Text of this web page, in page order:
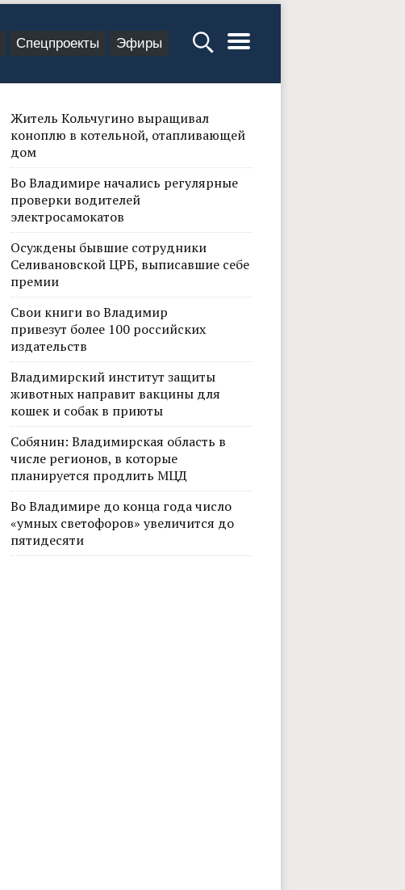
Спецпроекты Эфиры
Житель Кольчугино выращивал
коноплю в котельной, отапливающей
дом
Во Владимире начались регулярные
проверки водителей
электросамокатов
Осуждены бывшие сотрудники
Селивановской ЦРБ, выписавшие себе
премии
Свои книги во Владимир
привезут более 100 российских
издательств
Владимирский институт защиты
животных направит вакцины для
кошек и собак в приюты
Собянин: Владимирская область в
числе регионов, в которые
планируется продлить МЦД
Во Владимире до конца года число
«умных светофоров» увеличится до
пятидесяти